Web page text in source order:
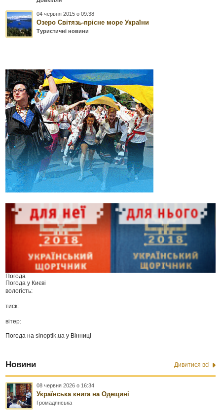
04 червня 2015 о 09:38
Озеро Світязь-прісне море України
Туристичні новини
Погода
Погода у Києві
вологість:
тиск:
вітер:
Погода наsinoptik.ua у Вінниці
Новини Дивитися всі
08 червня 2026 о 16:34
Українська книга на Одещині
Громадянська